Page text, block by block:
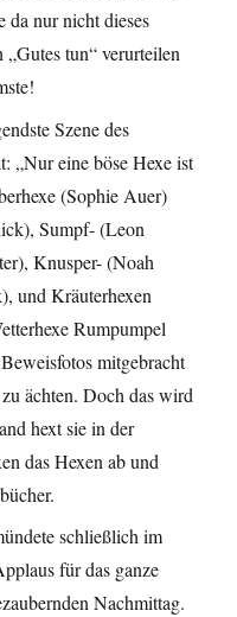
da nur nicht dieses
tun“ verurteilen
Szene des
„Nur eine böse Hexe ist
(Sophie Auer)
Sumpf- (Leon
Knusper- (Noah
und Kräuterhexen
Rumpumpel
mitgebracht
ächten. Doch das wird
hext sie in der
das Hexen ab und
schließlich im
für das ganze
Nachmittag.